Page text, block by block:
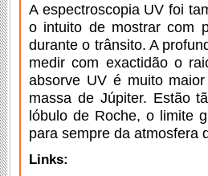
A espectroscopia UV foi
o intuito de mostrar com
durante o trânsito. A
medir com exactidão o
absorve UV é muito
massa de Júpiter. Estão
lóbulo de Roche, o limite
para sempre da atmosfera
Links: